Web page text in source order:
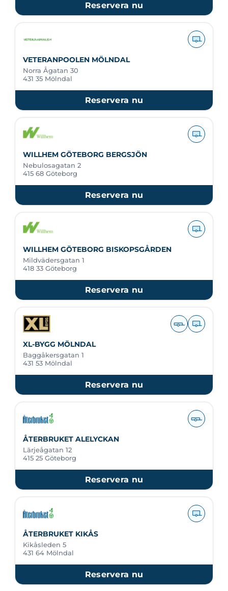
Reservera nu
VETERANPOOLEN MÖLNDAL
Norra Ågatan 30
431 35 Mölndal
Reservera nu
WILLHEM GÖTEBORG BERGSJÖN
Nebulosagatan 2
415 68 Göteborg
Reservera nu
WILLHEM GÖTEBORG BISKOPSGÅRDEN
Mildvädersgatan 1
418 33 Göteborg
Reservera nu
XL-BYGG MÖLNDAL
Baggåkersgatan 1
431 53 Mölndal
Reservera nu
ÅTERBRUKET ALELYCKAN
Lärjeågatan 12
415 25 Göteborg
Reservera nu
ÅTERBRUKET KIKÅS
Kikåsleden 5
431 64 Mölndal
Reservera nu